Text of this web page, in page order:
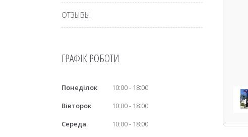
ОТЗЫВЫ
ГРАФІК РОБОТИ
Понеділок 10:00
18:00
Вівторок
10:00
18:00
Середа
10:00
18:00